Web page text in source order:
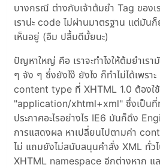
บางกรณี ต่างกับเจ้าต้มยำ Tag ของเร
เราน่ะ code ไม่ผ่านมาตรฐาน แต่มันก็
เห็นอยู่ (อืม ปลื้มดีมั้ยนะ)
ปัญหาใหญ่ คือ เราจะทำไงให้ต้มยำเร
ๆ จัง ๆ ซึ่งยังไง๊ ยังไง ก็ทำไม่ได้เพรา
content type ที่ XHTML 1.0 ต้องใ
"application/xhtml+xml" ซึ่งเป็นที่ท
ประกาศอะไรอย่างไร IE6 มันก็ดึง
การแสดงผล หาเปลี่ยนไปตามค่า
ไม่ แถมยังไม่สนับสนุนคำสั่ง XML ทั่ว
XHTML namespace อีกต่างหาก แ